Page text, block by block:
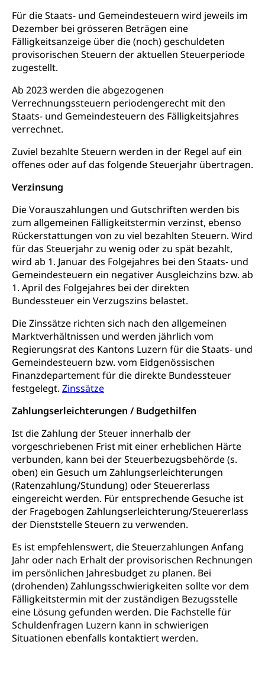
Für die Staats- und Gemeindesteuern wird jeweils im
Dezember bei grösseren Beträgen eine
Fälligkeitsanzeige über die (noch) geschuldeten
provisorischen Steuern der aktuellen Steuerperiode
zugestellt.
Ab 2023 werden die abgezogenen
Verrechnungssteuern periodengerecht mit den
Staats- und Gemeindesteuern des Fälligkeitsjahres
verrechnet.
Zuviel bezahlte Steuern werden in der Regel auf ein
offenes oder auf das folgende Steuerjahr übertragen.
Verzinsung
Die Vorauszahlungen und Gutschriften werden bis
zum allgemeinen Fälligkeitstermin verzinst, ebenso
Rückerstattungen von zu viel bezahlten Steuern. Wird
für das Steuerjahr zu wenig oder zu spät bezahlt,
wird ab 1. Januar des Folgejahres bei den Staats- und
Gemeindesteuern ein negativer Ausgleichzins bzw. ab
1. April des Folgejahres bei der direkten
Bundessteuer ein Verzugszins belastet.
Die Zinssätze richten sich nach den allgemeinen
Marktverhältnissen und werden jährlich vom
Regierungsrat des Kantons Luzern für die Staats- und
Gemeindesteuern bzw. vom Eidgenössischen
Finanzdepartement für die direkte Bundessteuer
festgelegt. Zinssätze
Zahlungserleichterungen / Budgethilfen
Ist die Zahlung der Steuer innerhalb der
vorgeschriebenen Frist mit einer erheblichen Härte
verbunden, kann bei der Steuerbezugsbehörde (s.
oben) ein Gesuch um Zahlungserleichterungen
(Ratenzahlung/Stundung) oder Steuererlass
eingereicht werden. Für entsprechende Gesuche ist
der Fragebogen Zahlungserleichterung/Steuererlass
der Dienststelle Steuern zu verwenden.
Es ist empfehlenswert, die Steuerzahlungen Anfang
Jahr oder nach Erhalt der provisorischen Rechnungen
im persönlichen Jahresbudget zu planen. Bei
(drohenden) Zahlungsschwierigkeiten sollte vor dem
Fälligkeitstermin mit der zuständigen Bezugsstelle
eine Lösung gefunden werden. Die Fachstelle für
Schuldenfragen Luzern kann in schwierigen
Situationen ebenfalls kontaktiert werden.
Archive und Bibliotheken
Bücher, Bundesarchiv, Landesbibliothek
Staatsarchiv Luzern
Zentral- und Hochschulbibliothek
Archiv der Denkmalpflege
Kulturelle Einrichtungen
Museen, Theater, Bibliotheken
Dienststelle Kultur
Kunst & Kultur (Luzern Tourismus)
Kulturförderung
Kulturpolitik, Sprachförderung, Denkmalpflege,
kulturelles Angebot, Kulturerbe, kulturelles Erbe,
Förderung, Kulturausschreibungen, Kulturpreis,
Werkbeitrag, Produktionsbeitrag, Recherche,
Musik, Entwicklung, Programmbeiträge,
Werkankäufe, Kunstankäufe, Kunst und Bau, Schule
und Kultur, Kulturgesuche, Kulturvermittlung
Kulturförderung und Vermittlung
Angebote für Schulklassen
Zentralschweizer Filmförderung
Mobilität
Schiene und öffentlicher Verkehr
Schienenverkehr, Zugverkehr, Bahnverkehr,
Transportmittel, öffentlicher Verkehr
Verkehrsverbund Luzern VVL
Öffentlicher Verkehr Luzern Mobil
Schifffahrt
Schiffsverkehr, Binnenschifffahrt, Seeschifffahrt,
Flussschifffahrt
Schifffahrt (Strassenverkehrsamt)
Strasse
Autoverkehr, Lastwagenverkehr, Schwerverkehr,
leistungsabhängige Schwerverkehrsabgabe,
Langsamverkehr, Transportmittel, Auto, Motorrad,
Individualverkehr
zentras (Betrieb und Unterhalt LU, OW, NW,
ZG)
Strassenverkehrsamt
Verkehr und Infrastruktur vif
Kantonsstrassen
Persönliches
Zivilstand
Geburt, Heirat, Ehe, Partnerschaft, Tod,
Zivilstandsamt, Zivilstandsregiste
Zivilstandswesen
Adoption
Adoptivkind, Adoptiveltern, Adoptionsvermittlung,
Adoptionsverfahren, elterliche Gewalt, elterliche